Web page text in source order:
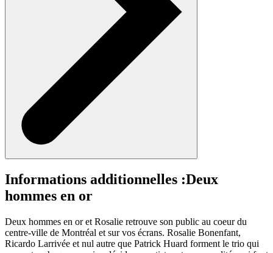
Informations additionnelles :Deux
hommes en or
Deux hommes en or et Rosalie retrouve son public au coeur du
centre-ville de Montréal et sur vos écrans. Rosalie Bonenfant,
Ricardo Larrivée et nul autre que Patrick Huard forment le trio qui